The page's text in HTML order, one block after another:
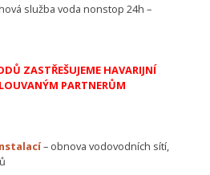
služba voda nonstop 24h –
ZASTŘEŠUJEME HAVARIJNÍ
PARTNERŮM
– obnova vodovodních sítí,